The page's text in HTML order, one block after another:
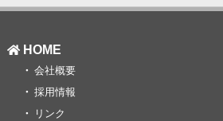
HOME
会社概要
採用情報
リンク